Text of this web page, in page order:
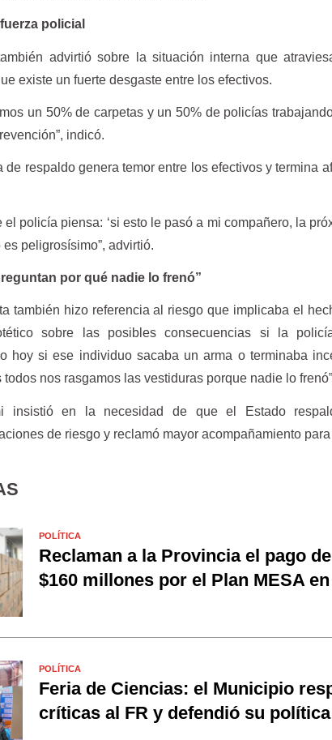
policial
advirtió sobre la situación interna que
existe un fuerte desgaste entre los efectivos.
un 50% de carpetas y un 50% de policías
indicó.
de respaldo genera temor entre los efectivos y termina
el policía piensa: ‘si esto le pasó a mi compañero, la
es peligrosísimo”, advirtió.
por qué nadie lo frenó”
también hizo referencia al riesgo que implicaba el
sobre las posibles consecuencias si la
hoy si ese individuo sacaba un arma o terminaba
nos rasgamos las vestiduras porque nadie lo
insistió en la necesidad de que el Estado
de riesgo y reclamó mayor acompañamiento
POLÍTICA
Reclaman a la Provincia el pago
$160 millones por el Plan MESA
POLÍTICA
Feria de Ciencias: el Municipio
críticas al FR y defendió su